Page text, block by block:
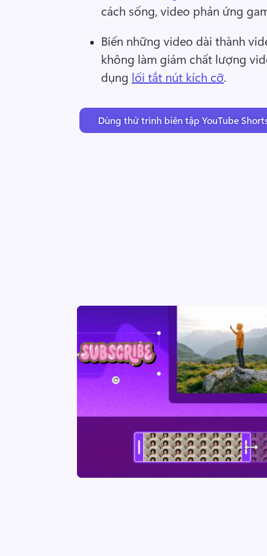
cách sống, video phản ứng
Biến những video dài thành
không làm giảm chất lượng
dụng lối tắt nút kích cỡ.
Dùng thử trình biên tập YouTube